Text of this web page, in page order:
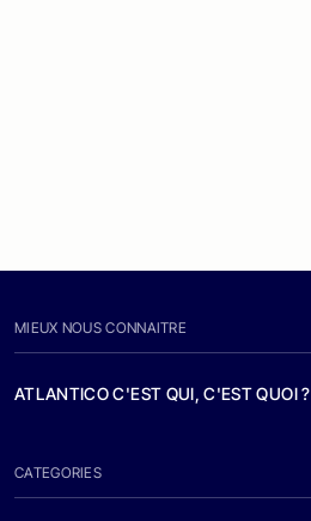
MIEUX NOUS CONNAITRE
ATLANTICO C'EST QUI, C'EST QUOI ?
CATEGORIES